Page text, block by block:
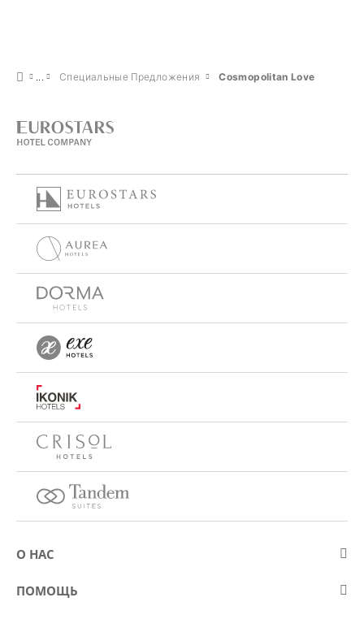
Специальные Предложения Cosmopolitan Love
О НАС
О компании Eurostars Hotel Company
ПОМОЩЬ